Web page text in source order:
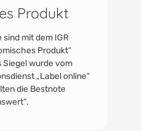
Produkt
mit dem IGR
Produkt“
wurde vom
„Label online“
die Bestnote